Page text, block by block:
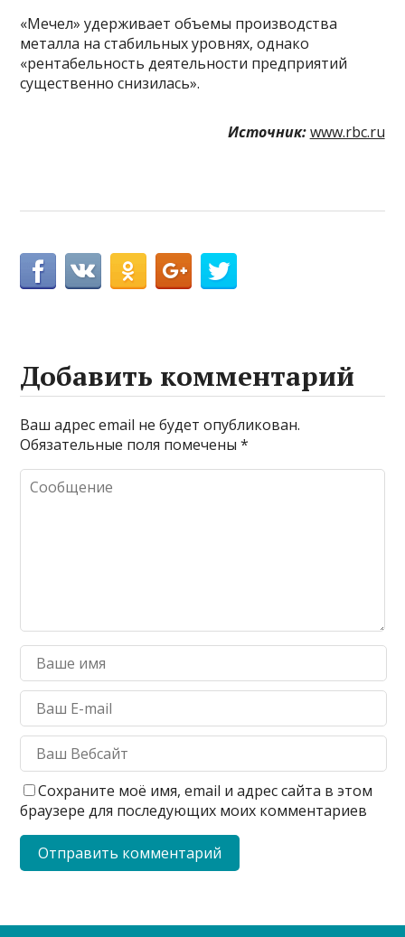
«Мечел» удерживает объемы производства
металла на стабильных уровнях, однако
«рентабельность деятельности предприятий
существенно снизилась».
Источник: www.rbc.ru
Добавить комментарий
Ваш адрес email не будет опубликован.
Обязательные поля помечены*
Сохраните моё имя, email и адрес сайта в этом
браузере для последующих моих комментариев